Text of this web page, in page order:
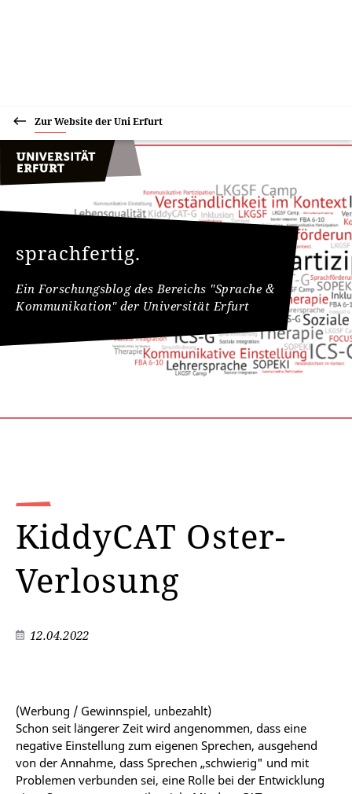
Zur Website der Uni Erfurt
sprachfertig.
Ein Forschungsblog des Bereichs "Sprache &
Kommunikation" der Universität Erfurt
KiddyCAT Oster-
Verlosung
12.04.2022
(Werbung / Gewinnspiel, unbezahlt)
Schon seit längerer Zeit wird angenommen, dass eine
negative Einstellung zum eigenen Sprechen, ausgehend
von der Annahme, dass Sprechen „schwierig" und mit
Problemen verbunden sei, eine Rolle bei der Entwicklung